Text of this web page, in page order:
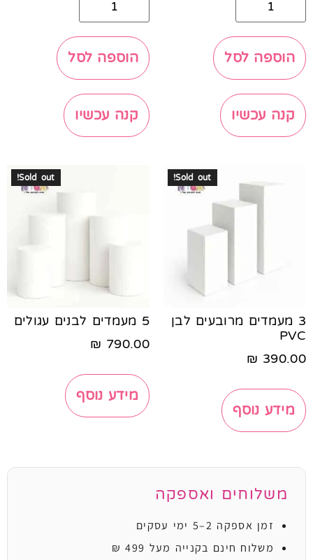
הוספה לסל
קנה עכשיו
הוספה לסל
קנה עכשיו
Sold out!
3 מעמדים מרובעים לבן
PVC
390.00
₪
מידע נוסף
Sold out!
5 מעמדים לבנים עגולים
790.00
₪
מידע נוסף
משלוחים ואספקה
זמן אספקה 2–5 ימי עסקים
משלוח חינם בקנייה מעל 499 ₪